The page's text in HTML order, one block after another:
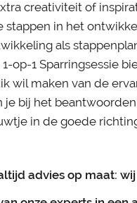
creativiteit of
stappen in het
als
op-1 Sparringsessie
wil maken van de
je bij het
in de goede
advies op maat: